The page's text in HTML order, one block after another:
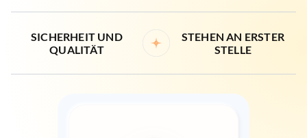
SICHERHEIT UND
QUALITÄT
STEHEN AN ERSTER
STELLE